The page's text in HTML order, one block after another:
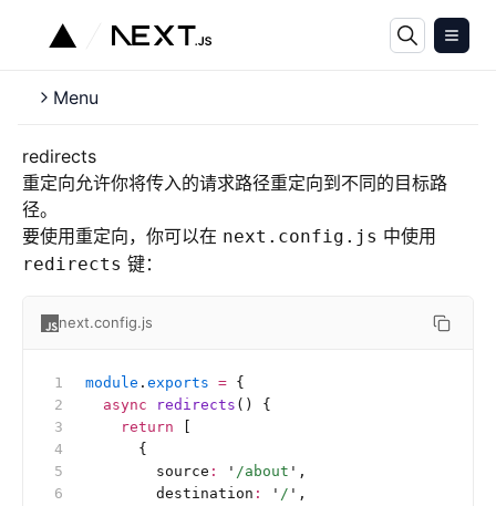
Menu
redirects
重定向允许你将传入的请求路径重定向到不同的目标路
径。
要使用重定向，你可以在 next.config.js 中使用
redirects 键：
next.config.js
module . exports = {
  async
redirects () {
    return
      {
        source
: ' /about ' ,
        destination
: ' / ' ,